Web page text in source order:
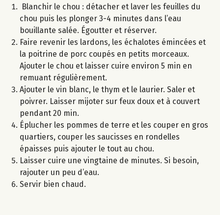
Blanchir le chou : détacher et laver les feuilles du
chou puis les plonger 3-4 minutes dans l’eau
bouillante salée. Égoutter et réserver.
Faire revenir les lardons, les échalotes émincées et
la poitrine de porc coupés en petits morceaux.
Ajouter le chou et laisser cuire environ 5 min en
remuant régulièrement.
Ajouter le vin blanc, le thym et le laurier. Saler et
poivrer. Laisser mijoter sur feux doux et à couvert
pendant 20 min.
Éplucher les pommes de terre et les couper en gros
quartiers, couper les saucisses en rondelles
épaisses puis ajouter le tout au chou.
Laisser cuire une vingtaine de minutes. Si besoin,
rajouter un peu d’eau.
Servir bien chaud.